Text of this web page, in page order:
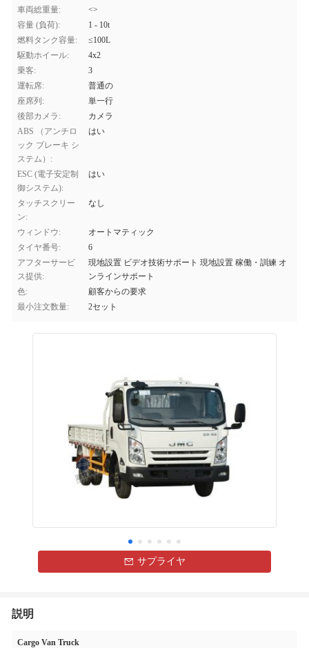
車両総重量:
<>
容量 (負荷):
1 - 10t
燃料タンク容量:
≤100L
駆動ホイール:
4x2
乗客:
3
運転席:
普通の
座席列:
単一行
後部カメラ:
カメラ
ABS （アンチロ
ック ブレーキ シ
ステム）:
はい
ESC (電子安定制
御システム):
はい
タッチスクリー
ン:
なし
ウィンドウ:
オートマティック
タイヤ番号:
6
アフターサービ
ス提供:
現地設置 ビデオ技術サポート 現地設置 稼働・訓練 オ
ンラインサポート
色:
顧客からの要求
最小注文数量:
2セット
サプライヤ
説明
Cargo Van Truck